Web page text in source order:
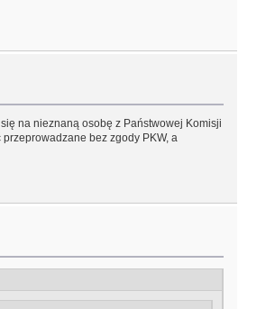
na nieznaną osobę z Państwowej Komisji
bez zgody PKW, a